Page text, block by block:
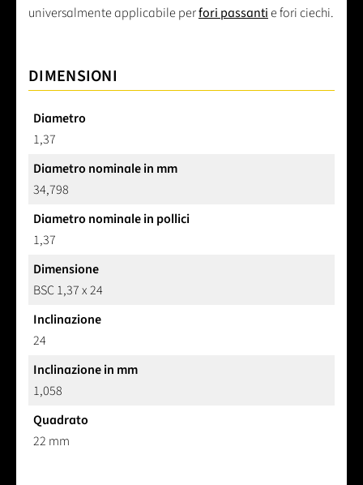
universalmente applicabile perfori passantie fori ciechi.
DIMENSIONI
Diametro
1,37
Diametro nominale in mm
34,798
Diametro nominale in pollici
1,37
Dimensione
BSC 1,37 x 24
Inclinazione
24
Inclinazione in mm
1,058
Quadrato
22 mm